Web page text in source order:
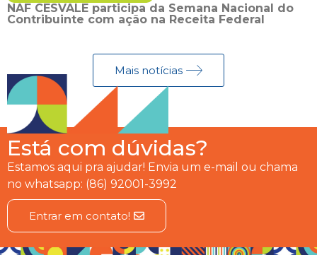
NAF CESVALE participa da Semana Nacional do
Contribuinte com ação na Receita Federal
Mais notícias
Está com dúvidas?
Estamos aqui pra ajudar! Envia um e-mail ou chama
no whatsapp: (86) 92001-3992
Entrar em contato!